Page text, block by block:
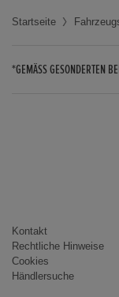
Startseite
*GEMÄSS GESONDERTEN
CIVIC / CIVIC LIMOUSINE
INSIGHT
ACCORD
Kontakt
Rechtliche Hinweise
Cookies
Händlersuche